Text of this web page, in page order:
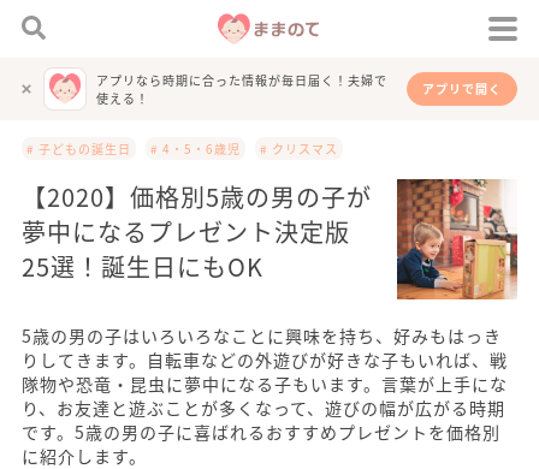
アプリなら時期に合った情報が毎日届く！夫婦で
使える！
アプリで開く
# 子どもの誕生日 # 4・5・6歳児 # クリスマス
【2020】価格別5歳の男の子が
夢中になるプレゼント決定版
25選！誕生日にもOK
5歳の男の子はいろいろなことに興味を持ち、好みもはっき
りしてきます。自転車などの外遊びが好きな子もいれば、戦
隊物や恐竜・昆虫に夢中になる子もいます。言葉が上手にな
り、お友達と遊ぶことが多くなって、遊びの幅が広がる時期
です。5歳の男の子に喜ばれるおすすめプレゼントを価格別
に紹介します。